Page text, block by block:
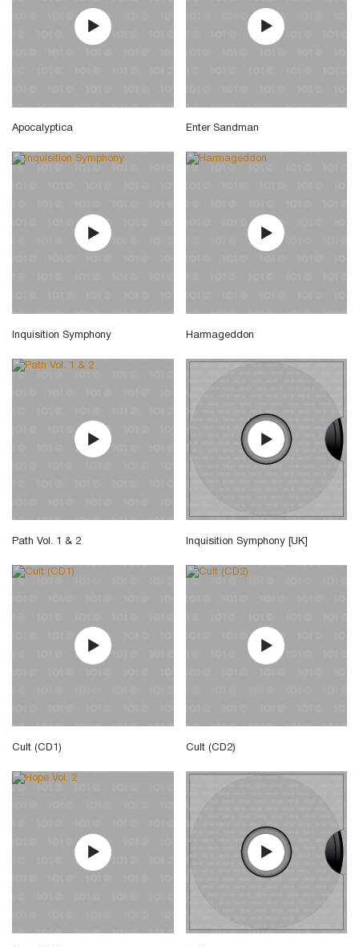
Apocalyptica Enter Sandman
Inquisition Symphony Harmageddon
Path Vol. 1 & 2 Inquisition Symphony [UK]
Cult (CD1) Cult (CD2)